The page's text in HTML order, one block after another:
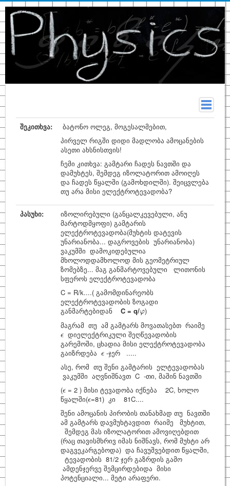
მთავარი
სახელმძღვანელო
კონსპექტი
ფიზიკურ მონაცემთა ცხრილები
ტერმინები
ზოგადი ფიზიკა
საინტერესო
ფიზიკოსები
კითხვა–პასუხი
საიტის შესახებ
შეკითხვა:
ბატონო ოლეგ, მოგესალმებით,
პირველ რიგში დიდი მადლობა ამოცანების
ასეთი ახსნისთვის!
ჩემი კითხვა: გამტარი ჩადეს ნავთში და
დამუხტეს, შემდეგ იზოლატორით ამოიღეს
და ჩადეს წყალში (გამოხდილში). შეიცვლება
თუ არა მისი ელექტროტევადობა?
პასუხი:
იზოლირებული (განცალკევებული, ანუ
მარტოდმყოფი) გამტარის
ელექტროტევადობა(მუხტის დატევის
უნარიანობა... დაგროვების უნარიანობა)
ვაკუმში დამოკიდებულია
მხოლოდდამხოლოდ მის გეომეტრიულ
ზომებზე... მაგ განმარტოვებული ლითონის
სფეროს ელექტროტევადობა
C = R/k....( გამომდინარეობს
ელექტროტევადობის ზოგადი
განმარტებიდან
C = q/φ
φ)
მაგრამ თუ ამ გამტარს მოვათასებთ რაიმე
ϵ
ϵ დიელექტრიკული შეღწევადობის
გარემოში, ცხადია მისი ელექტროტევადობა
გაიზრდება
ϵ
ϵ -ჯერ .....
ასე, რომ თუ შენი გამტარის ელტევადობას
ვაკუმში აღვნიშნავთ C -თი, მაშინ ნავთში
(ϵ
ϵ = 2 ) მისი ტევადობა იქნება 2C, ხოლო
წყალში(ϵ
ϵ=81) კი 81C....
შენი ამოცანის პირობის თანახმად თუ ნავთში
ამ გამტარს დავმუხტავდით რაიმე მუხტით,
შემდეგ მას იზოლატორით ამოვიღებდით
(რაც თავისმხრივ იმას ნიშნავს, რომ მუხტი არ
დაგვეკარგებოდა) და ჩავუშვებდით წყალში,
ტევადობის 81/2 ჯერ გაზრდის გამო
ამდენჯერვე შემცირდებიდა მისი
პოტენციალი... მეტი არაფერი.